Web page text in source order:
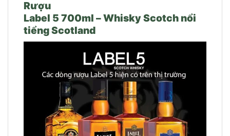
Rượu
Label 5 700ml – Whisky Scotch nổi
tiểng Scotland